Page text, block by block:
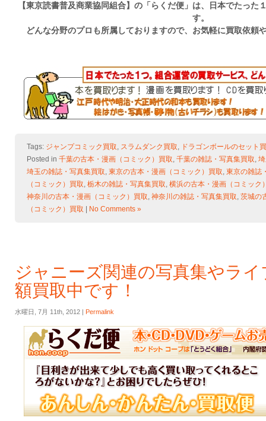
【東京読書普及商業協同組合】の「らくだ便」は、日本でたった
す。
どんな分野のプロも所属しておりますので、お気軽に買取依頼
Tags: ジャンプコミック買取, スラムダンク買取, ドラゴンボールのセット
Posted in 千葉の古本・漫画（コミック）買取, 千葉の雑誌・写真集買取,
埼玉の雑誌・写真集買取, 東京の古本・漫画（コミック）買取, 東京の雑誌
（コミック）買取, 栃木の雑誌・写真集買取, 横浜の古本・漫画（コミック
神奈川の古本・漫画（コミック）買取, 神奈川の雑誌・写真集買取, 茨城の
（コミック）買取
No Comments »
ジャニーズ関連の写真集やラ
額買取中です！
水曜日, 7月 11th, 2012 | Permalink